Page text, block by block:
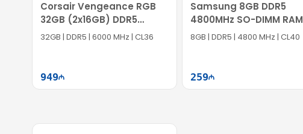
Corsair Vengeance RGB
32GB (2x16GB) DDR5
6000MHz RAM
32GB | DDR5 | 6000 MHz | CL36
949
Samsung 8GB DDR5
4800MHz SO-DIMM RAM
M425R1GB4BB0-CQK
8GB | DDR5 | 4800 MHz | CL40
259